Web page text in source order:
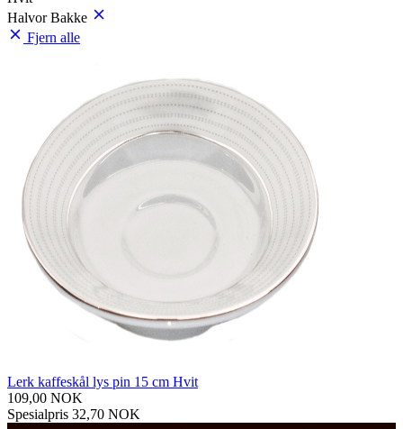
Halvor Bakke
Fjern alle
Lerk kaffeskål lys pin 15 cm Hvit
109,00 NOK
Spesialpris 32,70 NOK